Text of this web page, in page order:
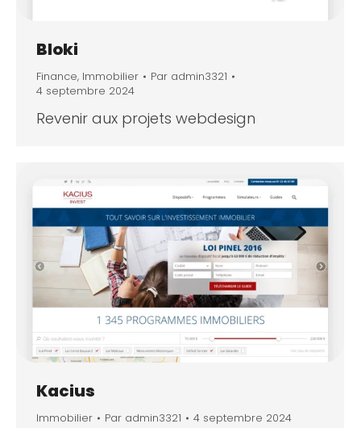
Bloki
Finance, Immobilier Par admin3321
4 septembre 2024
Revenir aux projets webdesign
Kacius
Immobilier Par admin3321 4 septembre 2024